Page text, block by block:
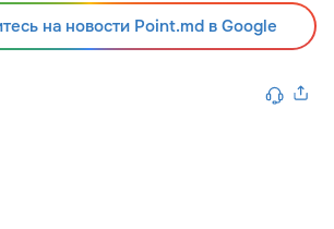
на новости Point.md в Google